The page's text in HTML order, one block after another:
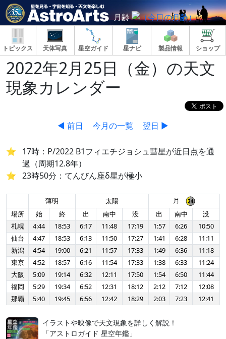
月齢
トピックス 天体写真 星空ガイド 星ナビ 製品情報 ショップ
2022年2月25日（金）の天文
現象カレンダー
◀ 前日 今月の一覧 翌日 ▶
17時：P/2022 B1フィエチジョシュ彗星が近日点を通
過（周期12.8年）
23時50分：てんびん座δ星が極小
薄明 太陽
月
場所
始 終 出 南中 没 出 南中
没
札幌
4:44 18:53 6:17 11:48 17:19 1:57 6:26
10:50
仙台
4:47 18:53 6:13 11:50 17:27 1:41 6:28
11:11
新潟
4:54 19:00 6:21 11:57 17:33 1:49 6:36
11:18
東京
4:52 18:57 6:16 11:54 17:33 1:38 6:33
11:24
大阪
5:09 19:14 6:32 12:11 17:50 1:54 6:50
11:44
福岡
5:29 19:34 6:52 12:31 18:12 2:12 7:12
12:08
那覇
5:40 19:45 6:56 12:42 18:29 2:03 7:23 12:41
イラストや映像で天文現象を詳しく解説！
「アストロガイド 星空年鑑」